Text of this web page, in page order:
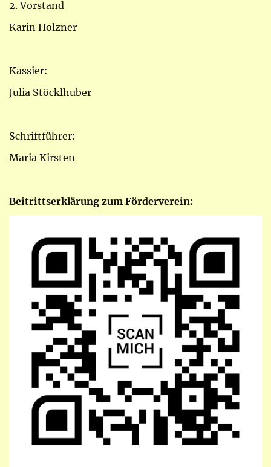
2. Vorstand
Karin Holzner
Kassier:
Julia Stöcklhuber
Schriftführer:
Maria Kirsten
Beitrittserklärung zum Förderverein: